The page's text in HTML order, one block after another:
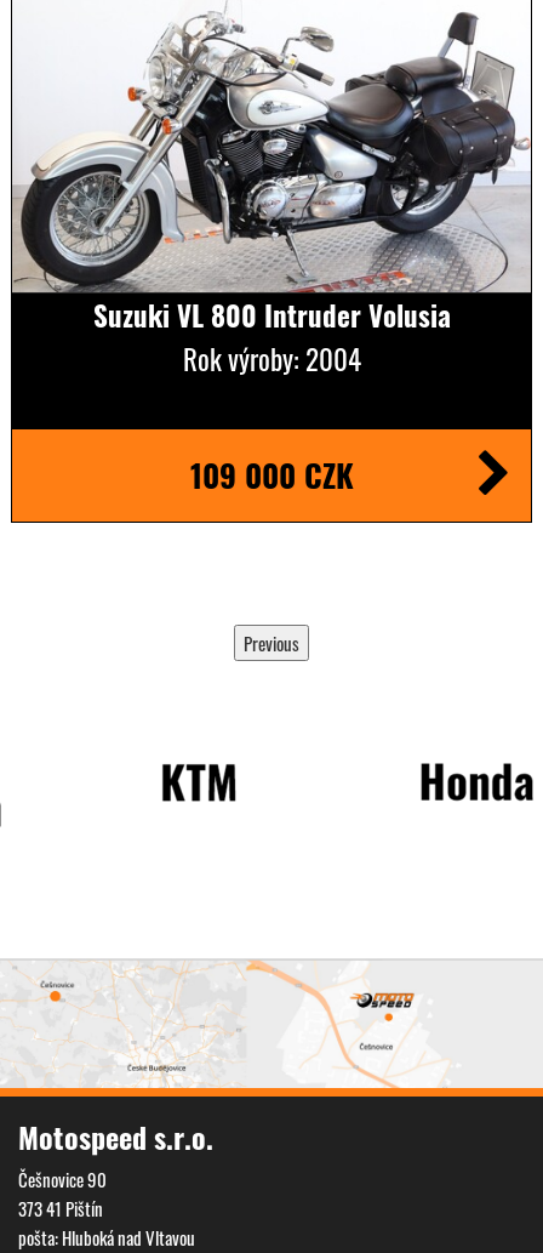
Suzuki VL 800 Intruder Volusia
Rok výroby: 2004
109 000 CZK
Previous
Motospeed s.r.o.
Češnovice 90
373 41 Pištín
pošta: Hluboká nad Vltavou